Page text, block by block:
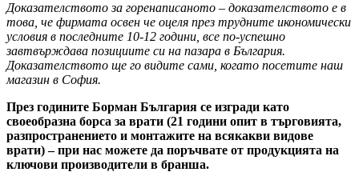
Доказателството за горенаписаното – доказателството е в
това, че фирмата освен че оцеля през трудните икономически
условия в последните 10-12 години, все по-успешно
завтвърждава позициите си на пазара в България.
Доказателството ще го видите сами, когато посетите наш
магазин в София.
През годините Борман България се изгради като
своеобразна борса за врати (21 години опит в търговията,
разпространението и монтажите на всякакви видове
врати) – при нас можете да поръчвате от продукцията на
ключови производители в бранша.